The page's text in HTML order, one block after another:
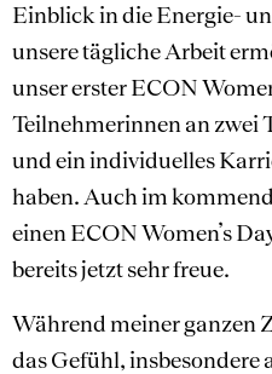
Einblick in die Energie-
unsere tägliche Arbeit
unser erster ECON
Teilnehmerinnen an zwei
und ein individuelles
haben. Auch im
einen ECON Women’s
bereits jetzt sehr freue.
Während meiner ganzen
das Gefühl, insbesondere